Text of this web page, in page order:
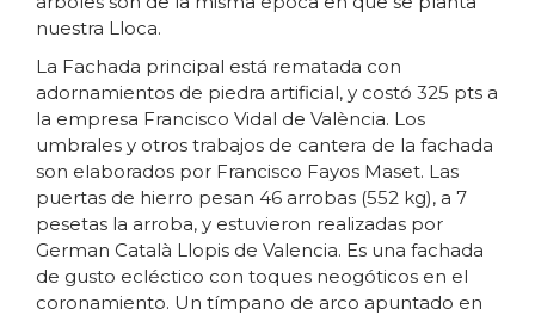
nuestra Lloca.
La Fachada principal está rematada con
adornamientos de piedra artificial, y costó 325 pts a
la empresa Francisco Vidal de València. Los
umbrales y otros trabajos de cantera de la fachada
son elaborados por Francisco Fayos Maset. Las
puertas de hierro pesan 46 arrobas (552 kg), a 7
pesetas la arroba, y estuvieron realizadas por
German Català Llopis de Valencia. Es una fachada
de gusto ecléctico con toques neogóticos en el
coronamiento. Un tímpano de arco apuntado en